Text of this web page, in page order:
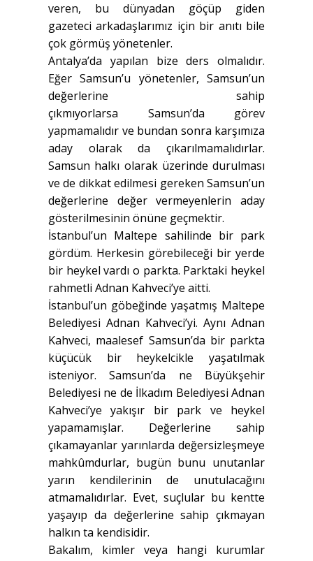
veren, bu dünyadan göçüp giden
gazeteci arkadaşlarımız için bir anıtı bile
çok görmüş yönetenler.
Antalya’da yapılan bize ders olmalıdır.
Eğer Samsun’u yönetenler, Samsun’un
değerlerine sahip
çıkmıyorlarsa Samsun’da görev
yapmamalıdır ve bundan sonra karşımıza
aday olarak da çıkarılmamalıdırlar.
Samsun halkı olarak üzerinde durulması
ve de dikkat edilmesi gereken Samsun’un
değerlerine değer vermeyenlerin aday
gösterilmesinin önüne geçmektir.
İstanbul’un Maltepe sahilinde bir park
gördüm. Herkesin görebileceği bir yerde
bir heykel vardı o parkta. Parktaki heykel
rahmetli Adnan Kahveci’ye aitti.
İstanbul’un göbeğinde yaşatmış Maltepe
Belediyesi Adnan Kahveci’yi. Aynı Adnan
Kahveci, maalesef Samsun’da bir parkta
küçücük bir heykelcikle yaşatılmak
isteniyor. Samsun’da ne Büyükşehir
Belediyesi ne de İlkadım Belediyesi Adnan
Kahveci’ye yakışır bir park ve heykel
yapamamışlar. Değerlerine sahip
çıkamayanlar yarınlarda değersizleşmeye
mahkûmdurlar, bugün bunu unutanlar
yarın kendilerinin de unutulacağını
atmamalıdırlar. Evet, suçlular bu kentte
yaşayıp da değerlerine sahip çıkmayan
halkın ta kendisidir.
Bakalım, kimler veya hangi kurumlar